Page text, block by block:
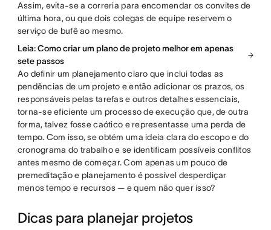
Assim, evita-se a correria para encomendar os convites de
última hora, ou que dois colegas de equipe reservem o
serviço de bufê ao mesmo.
Leia: Como criar um plano de projeto melhor em apenas
sete passos
Ao definir um planejamento claro que inclui todas as
pendências de um projeto e então adicionar os prazos, os
responsáveis pelas tarefas e outros detalhes essenciais,
torna-se eficiente um processo de execução que, de outra
forma, talvez fosse caótico e representasse uma perda de
tempo. Com isso, se obtém uma ideia clara do escopo e do
cronograma do trabalho e se identificam possíveis conflitos
antes mesmo de começar. Com apenas um pouco de
premeditação e planejamento é possível desperdiçar
menos tempo e recursos — e quem não quer isso?
Dicas para planejar projetos